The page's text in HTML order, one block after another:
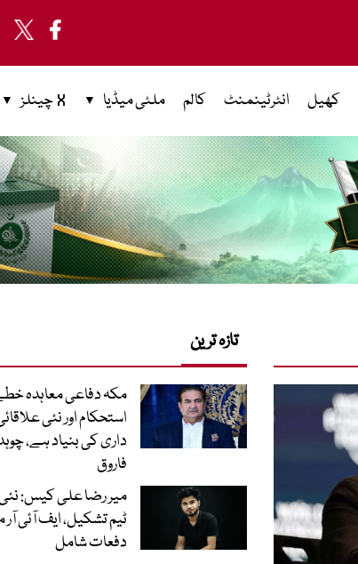
کھیل انٹرٹینمنٹ کالم ملٹی میڈیا X چینلز
تازہ ترین
مکہ دفاعی معاہدہ
استحکام اور نئی
داری کی بنیاد ہے،
فاروق
میر رضا علی کیس: نئی
ٹیم تشکیل، ایف آئی
دفعات شامل